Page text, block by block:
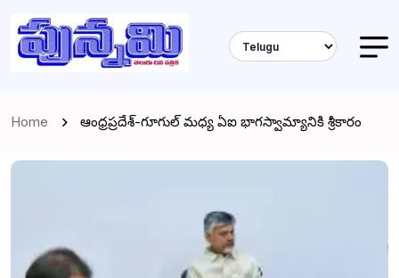
Home ఆంధ్రప్రదేశ్-గూగుల్ మధ్య ఏఐ భాగస్వామ్యానికి శ్రీకారం